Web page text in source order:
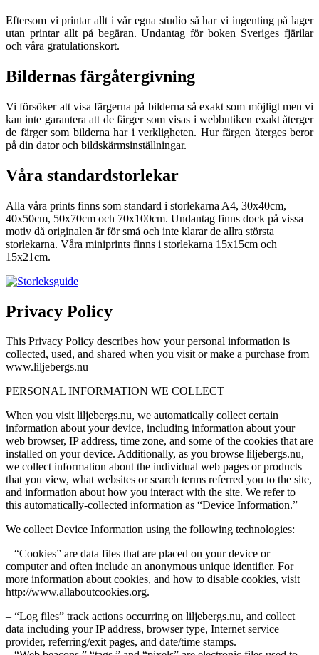
Eftersom vi printar allt i vår egna studio så har vi ingenting på lager
utan printar allt på begäran. Undantag för boken Sveriges fjärilar
och våra gratulationskort.
Bildernas färgåtergivning
Vi försöker att visa färgerna på bilderna så exakt som möjligt men vi
kan inte garantera att de färger som visas i webbutiken exakt återger
de färger som bilderna har i verkligheten. Hur färgen återges beror
på din dator och bildskärmsinställningar.
Våra standardstorlekar
Alla våra prints finns som standard i storlekarna A4, 30x40cm,
40x50cm, 50x70cm och 70x100cm. Undantag finns dock på vissa
motiv då originalen är för små och inte klarar de allra största
storlekarna. Våra miniprints finns i storlekarna 15x15cm och
15x21cm.
Privacy Policy
This Privacy Policy describes how your personal information is
collected, used, and shared when you visit or make a purchase from
www.liljebergs.nu
PERSONAL INFORMATION WE COLLECT
When you visit liljebergs.nu, we automatically collect certain
information about your device, including information about your
web browser, IP address, time zone, and some of the cookies that are
installed on your device. Additionally, as you browse liljebergs.nu,
we collect information about the individual web pages or products
that you view, what websites or search terms referred you to the site,
and information about how you interact with the site. We refer to
this automatically-collected information as “Device Information.”
We collect Device Information using the following technologies:
– “Cookies” are data files that are placed on your device or
computer and often include an anonymous unique identifier. For
more information about cookies, and how to disable cookies, visit
http://www.allaboutcookies.org.
– “Log files” track actions occurring on liljebergs.nu, and collect
data including your IP address, browser type, Internet service
provider, referring/exit pages, and date/time stamps.